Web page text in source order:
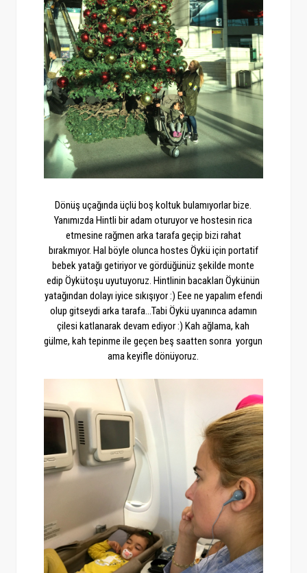
Dönüş uçağında üçlü boş koltuk bulamıyorlar bize.
Yanımızda Hintli bir adam oturuyor ve hostesin rica
etmesine rağmen arka tarafa geçip bizi rahat
bırakmıyor. Hal böyle olunca hostes Öykü için portatif
bebek yatağı getiriyor ve gördüğünüz şekilde monte
edip Öykütoşu uyutuyoruz. Hintlinin bacakları Öykünün
yatağından dolayı iyice sıkışıyor :) Eee ne yapalım efendi
olup gitseydi arka tarafa...Tabi Öykü uyanınca adamın
çilesi katlanarak devam ediyor :) Kah ağlama, kah
gülme, kah tepinme ile geçen beş saatten sonra yorgun
ama keyifle dönüyoruz.